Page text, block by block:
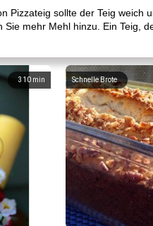
Pizzateig sollte der Teig
Sie mehr Mehl hinzu. Ein Teig,
310 min Schnelle Brote